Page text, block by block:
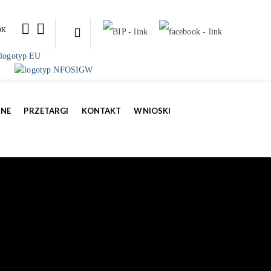
PRZETARGI KONTAKT WNIOSKI